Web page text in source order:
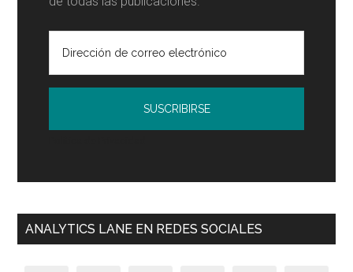
ANALYTICS LANE EN REDES SOCIALES